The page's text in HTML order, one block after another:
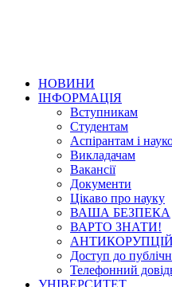
НОВИНИ
ІНФОРМАЦІЯ
Вступникам
Студентам
Аспірантам і
Викладачам
Вакансії
Документи
Цікаво про науку
ВАША БЕЗПЕКА
ВАРТО ЗНАТИ!
Доступ до
Телефонний
УНІВЕРСИТЕТ